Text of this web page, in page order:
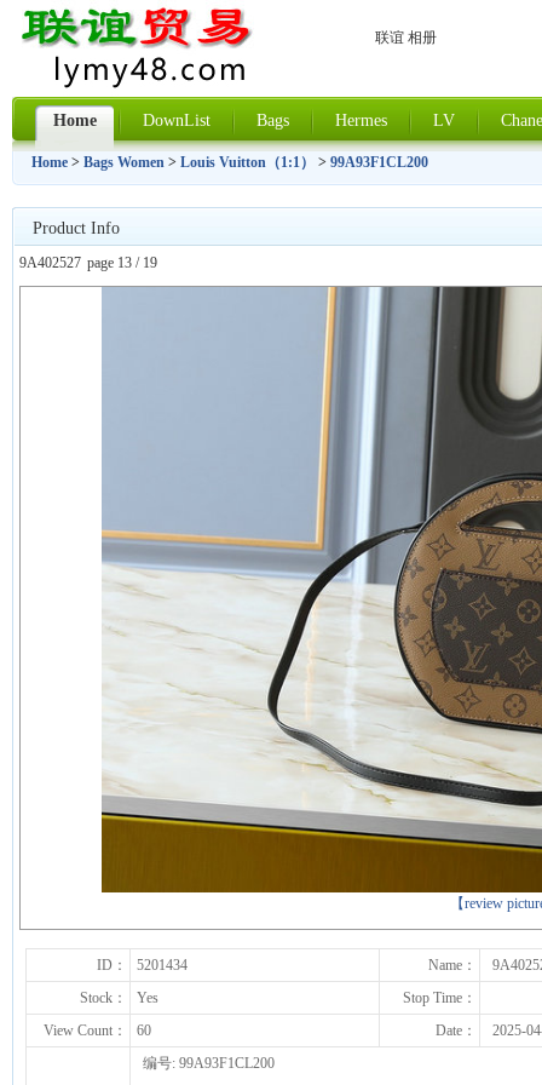
联谊 相册
Home DownList Bags Hermes LV
Home > Bags Women > Louis Vuitton（1:1） > 99A93F1CL200
Product Info
9A402527 page 13 / 19
【review
上一张
下一张
ID： 5201434 Name：
Stock：
Yes
Stop Time：
View Count：
60 Date：
2025-
编号: 99A93F1CL200